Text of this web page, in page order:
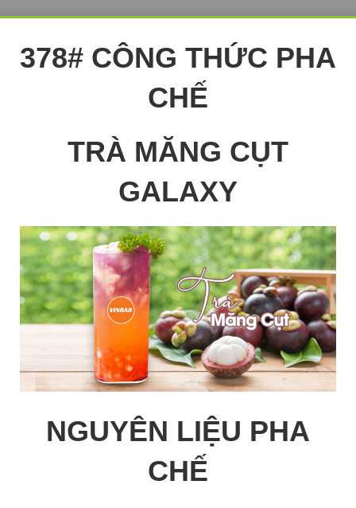
378# CÔNG THỨC PHA
CHẾ
TRÀ MĂNG CỤT
GALAXY
NGUYÊN LIỆU PHA
CHẾ